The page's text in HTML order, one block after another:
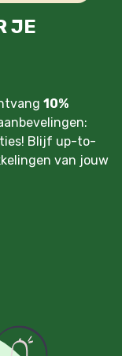
JE
10%
Blijf up-to-
van jouw